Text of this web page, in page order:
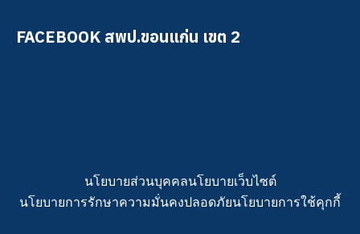
FACEBOOK สพป.ขอนแก่น เขต 2
นโยบายส่วนบุคคลนโยบายเว็บไซต์
นโยบายการรักษาความมั่นคงปลอดภัยนโยบายการใช้คุกกี้